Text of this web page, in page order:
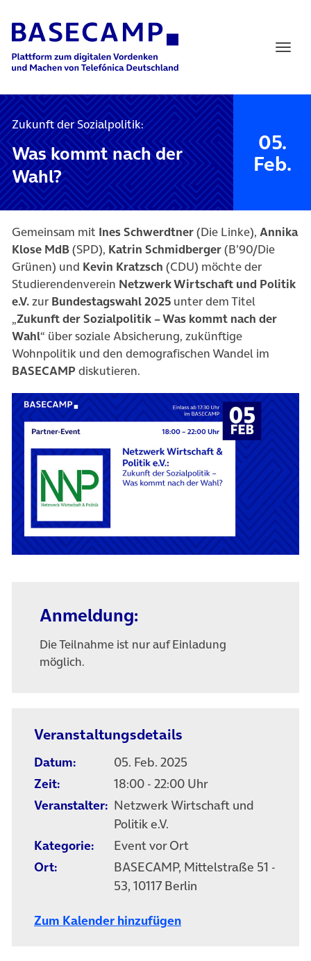
Main Navigation
Zukunft der Sozialpolitik:
Was kommt nach der
Wahl?
05.
Feb.
Gemeinsam mit Ines Schwerdtner(Die Linke), Annika
Klose MdB(SPD), Katrin Schmidberger(B’90/Die
Grünen) und Kevin Kratzsch (CDU) möchte der
Studierendenverein Netzwerk Wirtschaft und Politik
e.V.zur Bundestagswahl 2025 unter dem Titel
„Zukunft der Sozialpolitik – Was kommt nach der
Wahl“ über soziale Absicherung, zukünftige
Wohnpolitik und den demografischen Wandel im
BASECAMP diskutieren.
Anmeldung:
Die Teilnahme ist nur auf Einladung
möglich.
Veranstaltungsdetails
Datum:
05. Feb. 2025
Zeit:
18:00 - 22:00 Uhr
Veranstalter: Netzwerk Wirtschaft und
Politik e.V.
Kategorie:
Event vor Ort
Ort:
BASECAMP, Mittelstraße 51 -
53, 10117 Berlin
Zum Kalender hinzufügen